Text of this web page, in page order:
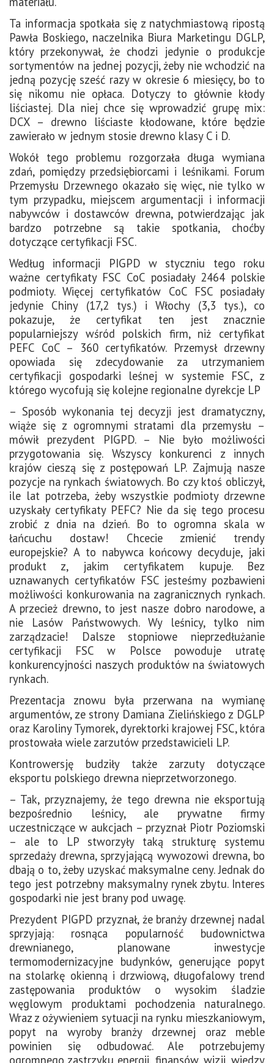
Ta informacja spotkała się z natychmiastową ripostą
Pawła Boskiego, naczelnika Biura Marketingu DGLP,
który przekonywał, że chodzi jedynie o produkcje
sortymentów na jednej pozycji, żeby nie wchodzić na
jedną pozycję sześć razy w okresie 6 miesięcy, bo to
się nikomu nie opłaca. Dotyczy to głównie kłody
liściastej. Dla niej chce się wprowadzić grupę mix:
DCX – drewno liściaste kłodowane, które będzie
zawierało w jednym stosie drewno klasy C i D.
Wokół tego problemu rozgorzała długa wymiana
zdań, pomiędzy przedsiębiorcami i leśnikami. Forum
Przemysłu Drzewnego okazało się więc, nie tylko w
tym przypadku, miejscem argumentacji i informacji
nabywców i dostawców drewna, potwierdzając jak
bardzo potrzebne są takie spotkania, choćby
dotyczące certyfikacji FSC.
Według informacji PIGPD w styczniu tego roku
ważne certyfikaty FSC CoC posiadały 2464 polskie
podmioty. Więcej certyfikatów CoC FSC posiadały
jedynie Chiny (17,2 tys.) i Włochy (3,3 tys.), co
pokazuje, że certyfikat ten jest znacznie
popularniejszy wśród polskich firm, niż certyfikat
PEFC CoC – 360 certyfikatów. Przemysł drzewny
opowiada się zdecydowanie za utrzymaniem
certyfikacji gospodarki leśnej w systemie FSC, z
którego wycofują się kolejne regionalne dyrekcje LP
– Sposób wykonania tej decyzji jest dramatyczny,
wiąże się z ogromnymi stratami dla przemysłu –
mówił prezydent PIGPD. – Nie było możliwości
przygotowania się. Wszyscy konkurenci z innych
krajów cieszą się z postępowań LP. Zajmują nasze
pozycje na rynkach światowych. Bo czy ktoś obliczył,
ile lat potrzeba, żeby wszystkie podmioty drzewne
uzyskały certyfikaty PEFC? Nie da się tego procesu
zrobić z dnia na dzień. Bo to ogromna skala w
łańcuchu dostaw! Chcecie zmienić trendy
europejskie? A to nabywca końcowy decyduje, jaki
produkt z, jakim certyfikatem kupuje. Bez
uznawanych certyfikatów FSC jesteśmy pozbawieni
możliwości konkurowania na zagranicznych rynkach.
A przecież drewno, to jest nasze dobro narodowe, a
nie Lasów Państwowych. Wy leśnicy, tylko nim
zarządzacie! Dalsze stopniowe nieprzedłużanie
certyfikacji FSC w Polsce powoduje utratę
konkurencyjności naszych produktów na światowych
rynkach.
Prezentacja znowu była przerwana na wymianę
argumentów, ze strony Damiana Zielińskiego z DGLP
oraz Karoliny Tymorek, dyrektorki krajowej FSC, która
prostowała wiele zarzutów przedstawicieli LP.
Kontrowersję budziły także zarzuty dotyczące
eksportu polskiego drewna nieprzetworzonego.
– Tak, przyznajemy, że tego drewna nie eksportują
bezpośrednio leśnicy, ale prywatne firmy
uczestniczące w aukcjach – przyznał Piotr Poziomski
– ale to LP stworzyły taką strukturę systemu
sprzedaży drewna, sprzyjającą wywozowi drewna, bo
dbają o to, żeby uzyskać maksymalne ceny. Jednak do
tego jest potrzebny maksymalny rynek zbytu. Interes
gospodarki nie jest brany pod uwagę.
Prezydent PIGPD przyznał, że branży drzewnej nadal
sprzyjają: rosnąca popularność budownictwa
drewnianego, planowane inwestycje
termomodernizacyjne budynków, generujące popyt
na stolarkę okienną i drzwiową, długofalowy trend
zastępowania produktów o wysokim śladzie
węglowym produktami pochodzenia naturalnego.
Wraz z ożywieniem sytuacji na rynku mieszkaniowym,
popyt na wyroby branży drzewnej oraz meble
powinien się odbudować. Ale potrzebujemy